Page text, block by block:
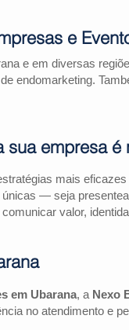
e em diversas
endomarketing.
mais
— seja
valor,
em Ubarana, a Nexo
no atendimento e
e
empresa é